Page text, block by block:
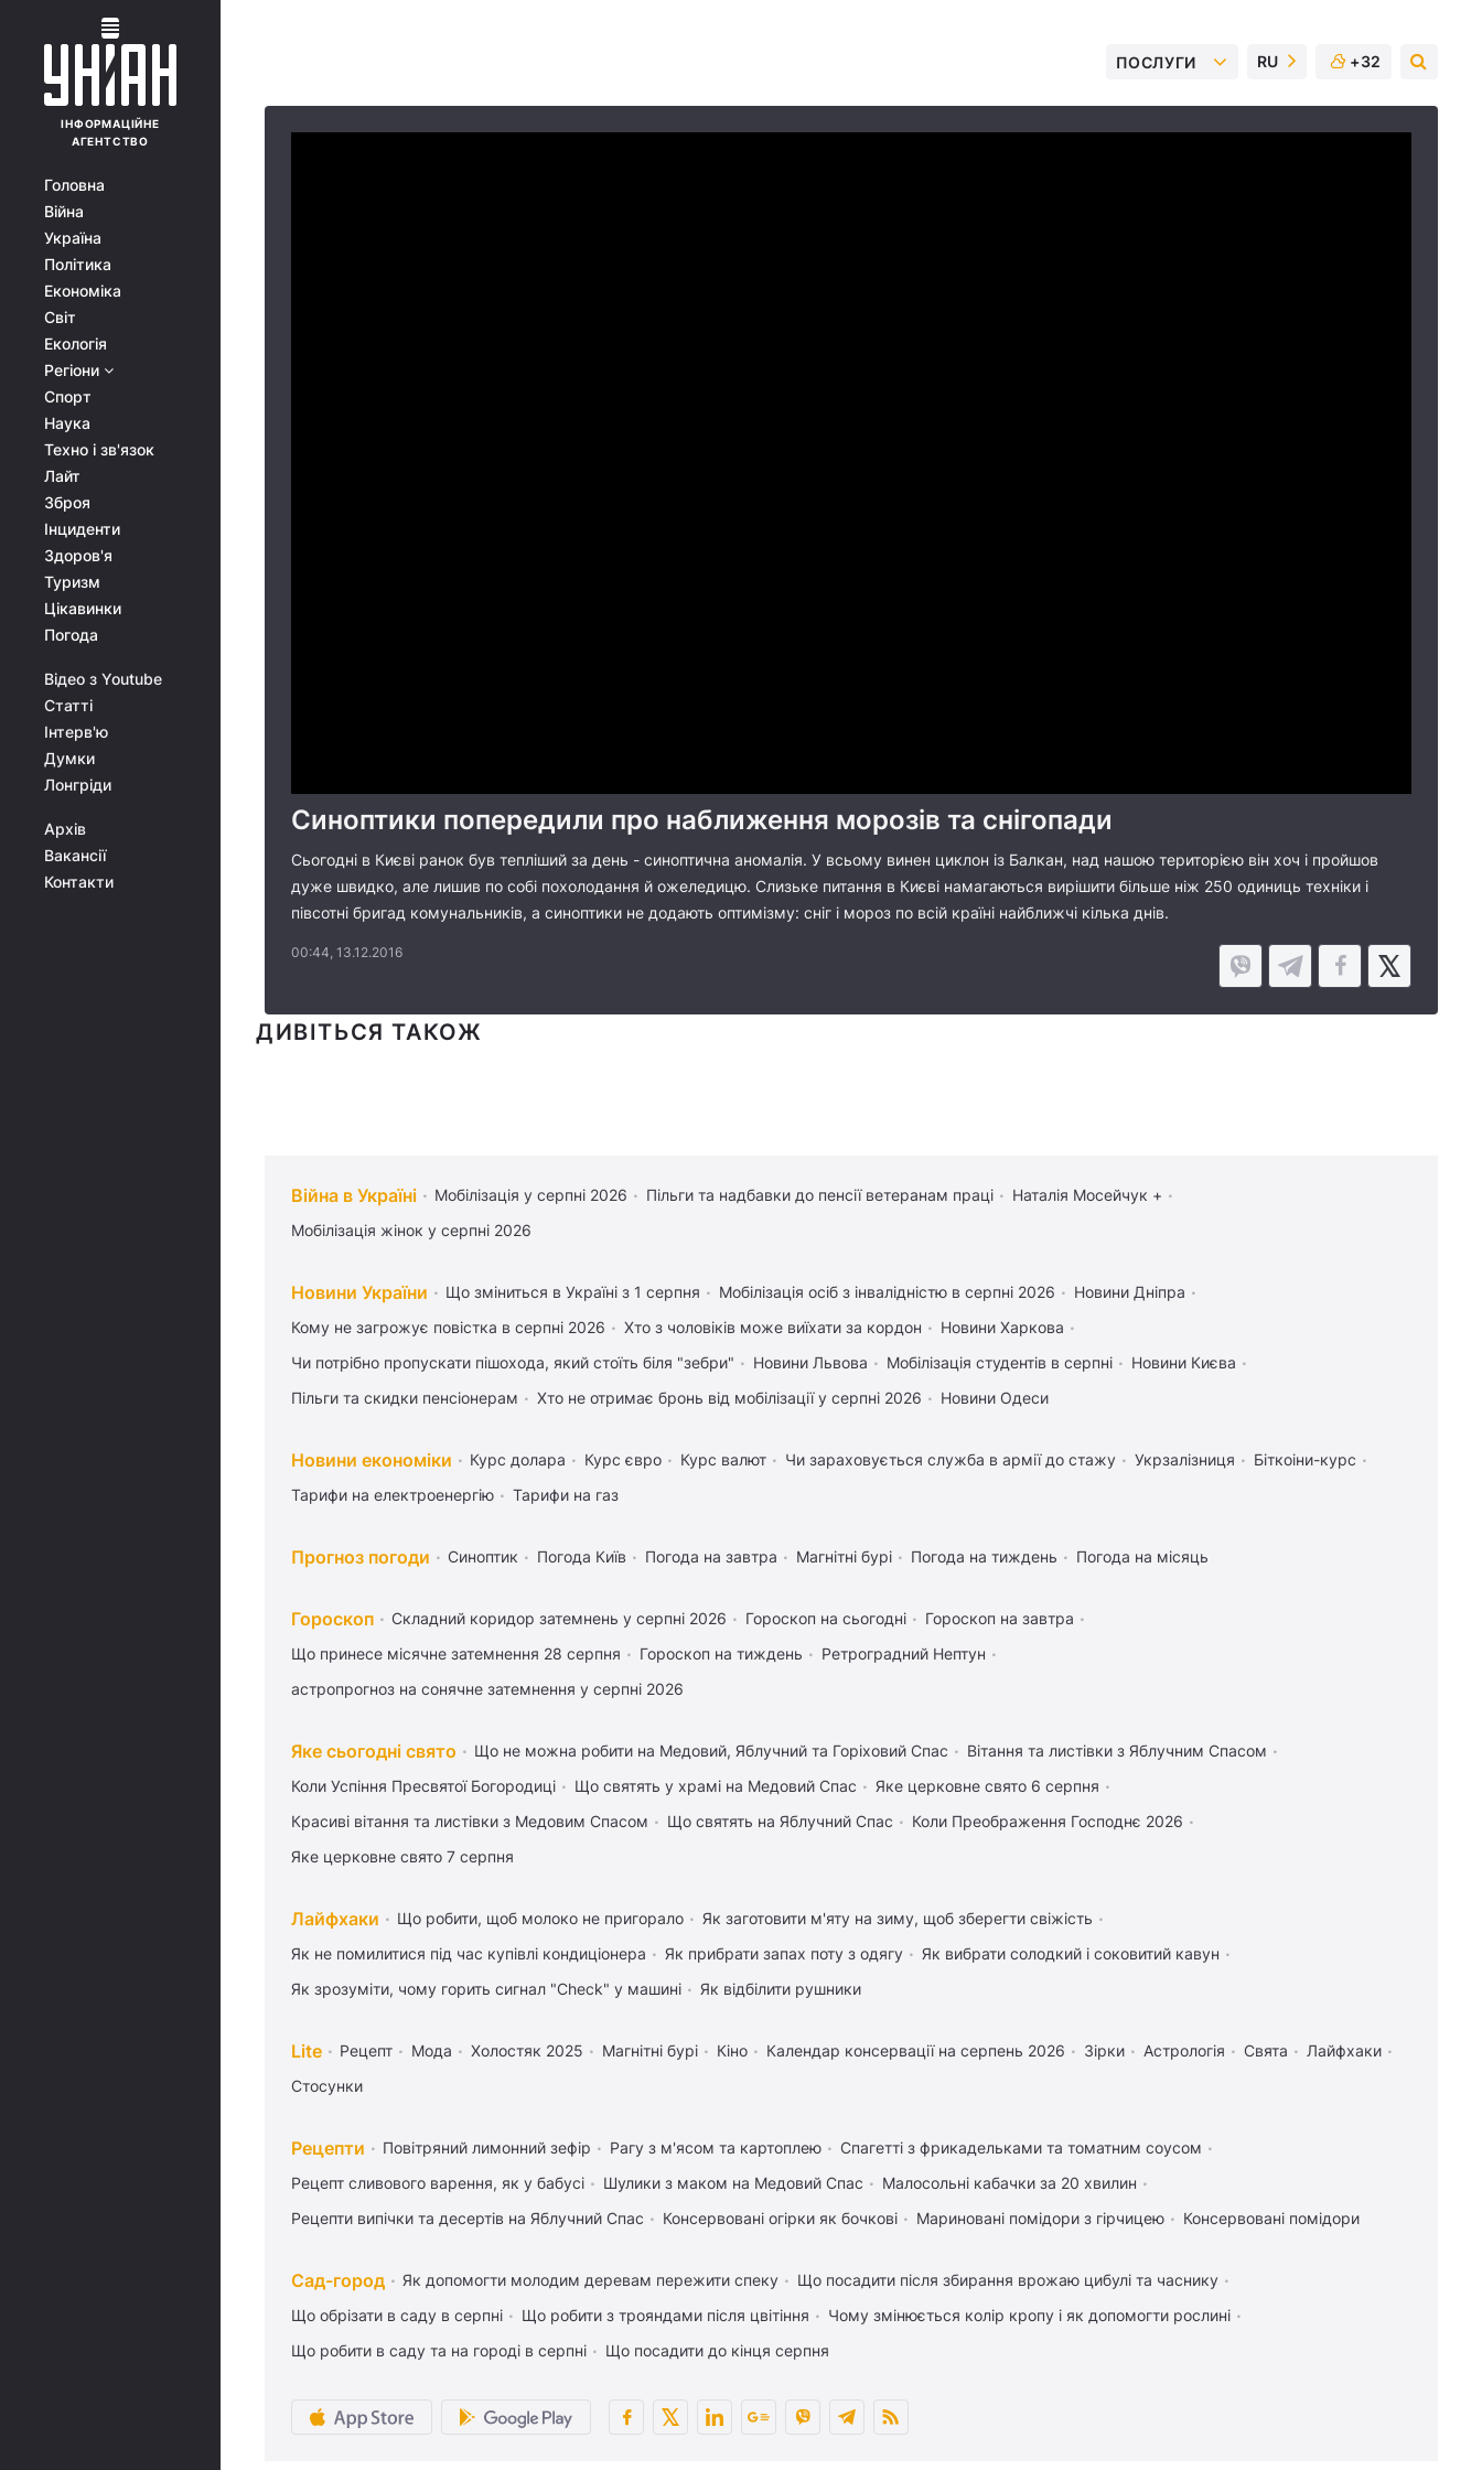
ІНФОРМАЦІЙНЕ
АГЕНТСТВО
Головна
Війна
Україна
Політика
Економіка
Світ
Екологія
Регіони
Спорт
Наука
Техно і зв'язок
Лайт
Зброя
Інциденти
Здоров'я
Туризм
Цікавинки
Погода
Відео з Youtube
Статті
Інтерв'ю
Думки
Лонгріди
Архів
Вакансії
Контакти
ПОСЛУГИ RU +32
Синоптики попередили про наближення морозів та снігопади
Сьогодні в Києві ранок був тепліший за день - синоптична аномалія. У всьому винен циклон із Балкан, над нашою територією він хоч і пройшов
дуже швидко, але лишив по собі похолодання й ожеледицю. Слизьке питання в Києві намагаються вирішити більше ніж 250 одиниць техніки і
півсотні бригад комунальників, а синоптики не додають оптимізму: сніг і мороз по всій країні найближчі кілька днів.
00:44, 13.12.2016
ДИВІТЬСЯ ТАКОЖ
Війна в Україні Мобілізація у серпні 2026 Пільги та надбавки до пенсії ветеранам праці
Наталія Мосейчук +
Мобілізація жінок у серпні 2026
Новини України Що зміниться в Україні з 1 серпня Мобілізація осіб з інвалідністю в серпні 2026
Новини Дніпра
Кому не загрожує повістка в серпні 2026
Хто з чоловіків може виїхати за кордон
Новини Харкова
Чи потрібно пропускати пішохода, який стоїть біля "зебри"
Новини Львова Мобілізація студентів в серпні
Новини Києва
Пільги та скидки пенсіонерам
Хто не отримає бронь від мобілізації у серпні 2026 Новини Одеси
Новини економіки Курс долара Курс євро Курс валют Чи зараховується служба в армії до стажу Укрзалізниця
Біткоіни-курс
Тарифи на електроенергію
Тарифи на газ
Прогноз погоди Синоптик Погода Київ Погода на завтра Магнітні бурі Погода на тиждень Погода на місяць
Гороскоп Складний коридор затемнень у серпні 2026 Гороскоп на сьогодні
Гороскоп на завтра
Що принесе місячне затемнення 28 серпня
Гороскоп на тиждень
Ретроградний Нептун
астропрогноз на сонячне затемнення у серпні 2026
Яке сьогодні свято Що не можна робити на Медовий, Яблучний та Горіховий Спас
Вітання та листівки з Яблучним Спасом
Коли Успіння Пресвятої Богородиці
Що святять у храмі на Медовий Спас
Яке церковне свято 6 серпня
Красиві вітання та листівки з Медовим Спасом
Що святять на Яблучний Спас
Коли Преображення Господнє 2026
Яке церковне свято 7 серпня
Лайфхаки Що робити, щоб молоко не пригорало
Як заготовити м'яту на зиму, щоб зберегти свіжість
Як не помилитися під час купівлі кондиціонера
Як прибрати запах поту з одягу
Як вибрати солодкий і соковитий кавун
Як зрозуміти, чому горить сигнал "Check" у машині
Як відбілити рушники
Lite Рецепт Мода Холостяк 2025 Магнітні бурі Кіно Календар консервації на серпень 2026 Зірки Астрологія Свята
Лайфхаки
Стосунки
Рецепти Повітряний лимонний зефір Рагу з м'ясом та картоплею
Спагетті з фрикадельками та томатним соусом
Рецепт сливового варення, як у бабусі
Шулики з маком на Медовий Спас
Малосольні кабачки за 20 хвилин
Рецепти випічки та десертів на Яблучний Спас
Консервовані огірки як бочкові Мариновані помідори з гірчицею Консервовані помідори
Сад-город Як допомогти молодим деревам пережити спеку
Що посадити після збирання врожаю цибулі та часнику
Що обрізати в саду в серпні
Що робити з трояндами після цвітіння
Чому змінюється колір кропу і як допомогти рослині
Що робити в саду та на городі в серпні
Що посадити до кінця серпня